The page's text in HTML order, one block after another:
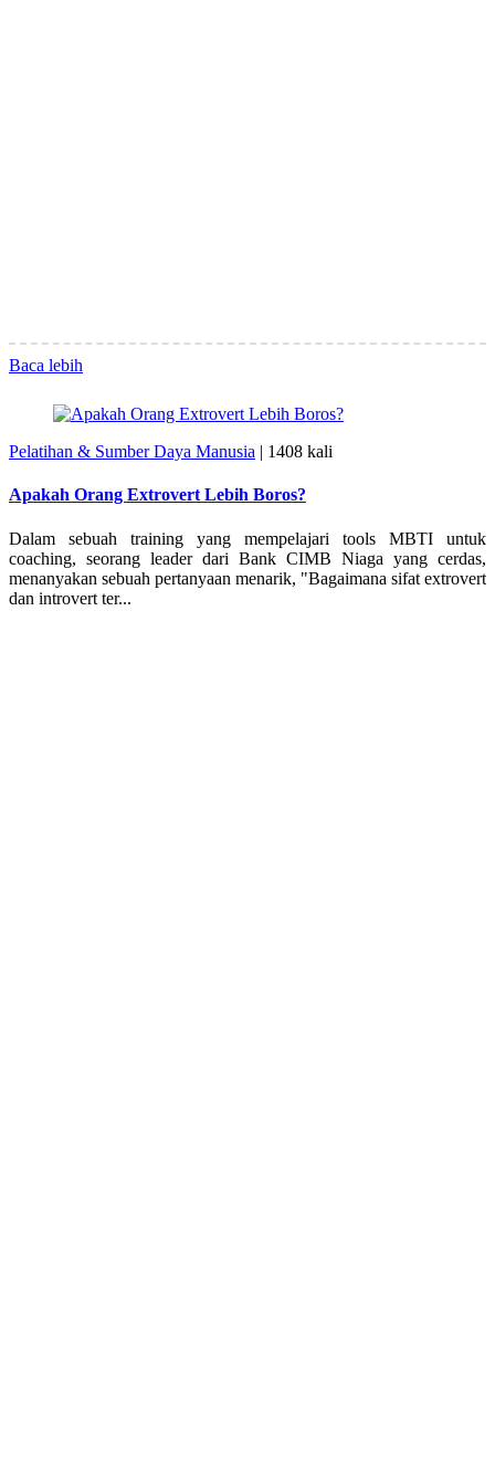
Baca lebih
Pelatihan & Sumber Daya Manusia | 1408 kali
Apakah Orang Extrovert Lebih Boros?
Dalam sebuah training yang mempelajari tools MBTI untuk
coaching, seorang leader dari Bank CIMB Niaga yang cerdas,
menanyakan sebuah pertanyaan menarik, "Bagaimana sifat extrovert
dan introvert ter...